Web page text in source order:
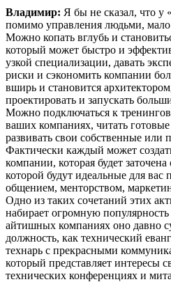
Владимир: Я бы не сказал, что у
помимо управления людьми, мало
Можно копать вглубь и
который может быстро и
узкой специализации, давать
риски и сэкономить компании
вширь и становится
проектировать и запускать
Можно подключаться к
ваших компаниях, читать
развивать свои собственные или
Фактически каждый может
компании, которая будет
которой будут идеальные для
общением, менторством,
Одно из таких сочетаний этих
набирает огромную
айтишных компаниях оно давно
должность, как технический
технарь с прекрасными
который представляет интересы
технических конференциях и